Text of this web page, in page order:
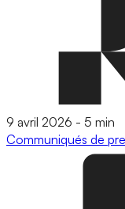
9 avril 2026 - 5 min
Communiqués de